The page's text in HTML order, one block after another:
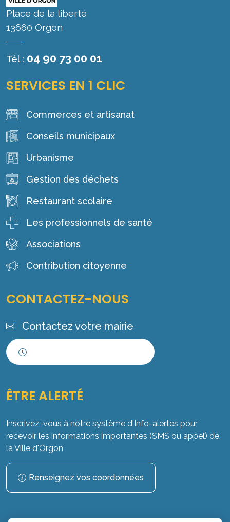
Place de la liberté
13660 Orgon
Tél : 04 90 73 00 01
SERVICES EN 1 CLIC
Commerces et artisanat
Conseils municipaux
Urbanisme
Gestion des déchets
Restaurant scolaire
Les professionnels de santé
Associations
Contribution citoyenne
CONTACTEZ-NOUS
Contactez votre mairie
ÊTRE ALERTÉ
Inscrivez-vous à notre système d'Info-alertes pour
recevoir les informations importantes (SMS ou appel) de
la Ville d'Orgon
Renseignez vos coordonnées